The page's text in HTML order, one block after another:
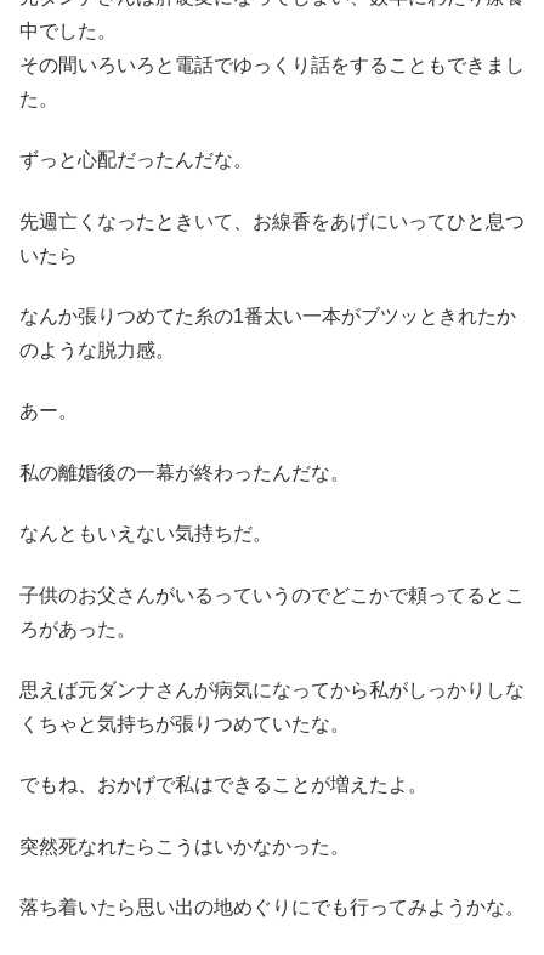
中でした。
その間いろいろと電話でゆっくり話をすることもできまし
た。
ずっと心配だったんだな。
先週亡くなったときいて、お線香をあげにいってひと息つ
いたら
なんか張りつめてた糸の1番太い一本がブツッときれたか
のような脱力感。
あー。
私の離婚後の一幕が終わったんだな。
なんともいえない気持ちだ。
子供のお父さんがいるっていうのでどこかで頼ってるとこ
ろがあった。
思えば元ダンナさんが病気になってから私がしっかりしな
くちゃと気持ちが張りつめていたな。
でもね、おかげで私はできることが増えたよ。
突然死なれたらこうはいかなかった。
落ち着いたら思い出の地めぐりにでも行ってみようかな。